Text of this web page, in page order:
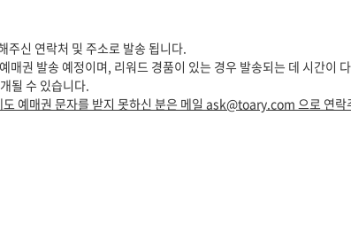
주신 연락처 및 주소로 발송 됩니다.
매권 발송 예정이며, 리워드 경품이 있는 경우 발송되는 데 시간이
될 수 있습니다.
예매권 문자를 받지 못하신 분은 메일 ask@toary.com 으로 연